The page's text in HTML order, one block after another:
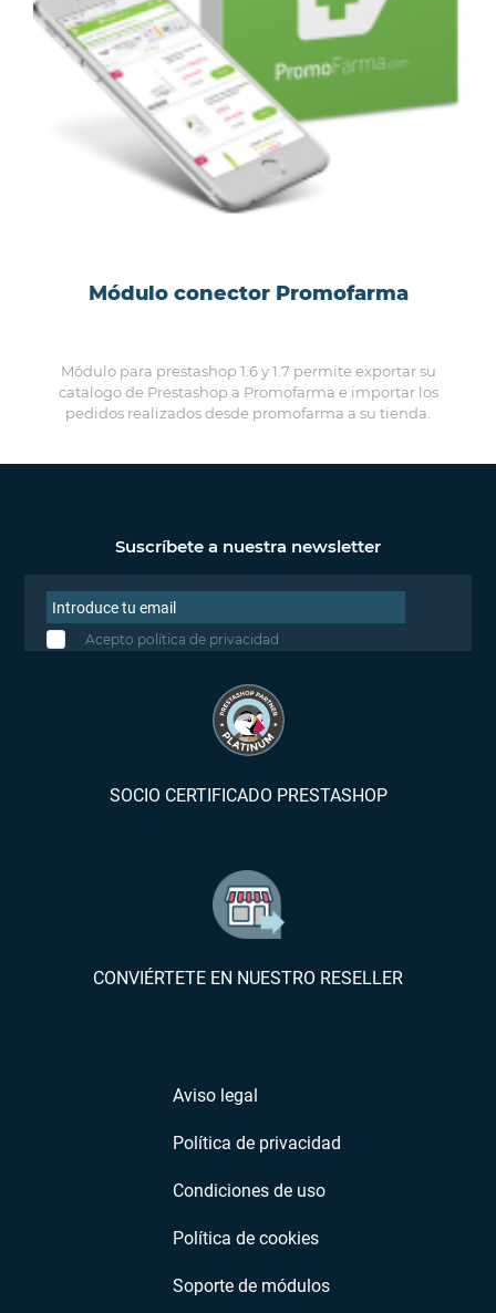
Módulo conector Promofarma
Módulo para prestashop 1.6 y 1.7 permite exportar su
catalogo de Prestashop a Promofarma e importar los
pedidos realizados desde promofarma a su tienda.
Suscríbete a nuestra newsletter
Acepto política de privacidad
SOCIO CERTIFICADO PRESTASHOP
CONVIÉRTETE EN NUESTRO RESELLER
Aviso legal
Política de privacidad
Condiciones de uso
Política de cookies
Soporte de módulos